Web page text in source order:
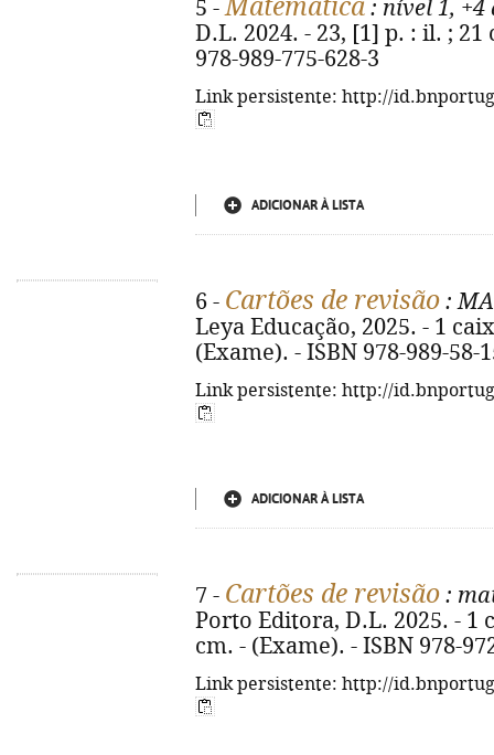
5 -Matemática : nível 1, +4
D.L. 2024. - 23, [1] p. : il. ;
978-989-775-628-3
Link persistente: http://
ADICIONAR À LISTA
6 - Cartões de revisão :
Leya Educação, 2025. - 1
(Exame). - ISBN 978-989-58-
Link persistente: http://
ADICIONAR À LISTA
7 - Cartões de revisão :
Porto Editora, D.L. 2025. - 1
cm. - (Exame). - ISBN 978-
Link persistente: http://